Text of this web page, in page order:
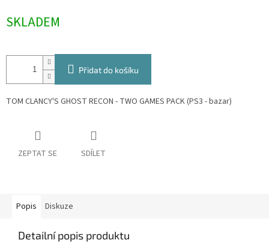
cena:
SKLADEM
Přidat do košíku
TOM CLANCY'S GHOST RECON - TWO GAMES PACK (PS3 - bazar)
ZEPTAT SE SDÍLET
Popis Diskuze
Detailní popis produktu